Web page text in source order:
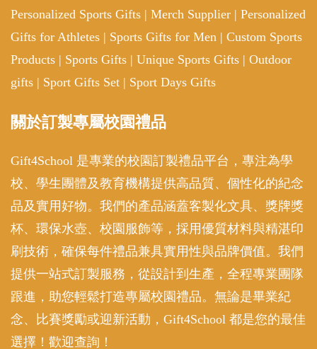
Personalized Sports Gifts | Merch Supplier | Personalized
Gifts for Athletes | Sports Gifts for Men | Custom Sports
Products | Sports Gifts | Unique Sports Gifts | Outdoor
gifts | Sport Gifts Set | Sport Days Gifts
關於訂製專屬校園禮品
Gift4School 是專業的校園訂製禮品平台，專注為學
校、學生團體及教育機構提供高品質、個性化的紀念
品及實用好物。我們的產品涵蓋客製化文具、獎牌獎
杯、環保水壺、校園服飾等，採用優質材料與精湛印
刷技術，確保每件禮品兼具實用性與品牌價值。我們
提供一站式訂製服務，從設計到生產，全程專業團隊
跟進，助您輕鬆打造專屬校園禮品。無論是畢業紀
念、比賽獎勵或迎新活動，Gift4School 都是您的最佳
選擇！歡迎查詢！